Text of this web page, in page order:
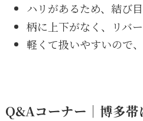
ハリがあるため、結び
柄に上下がなく、リバ
軽くて扱いやすいので
Q&Aコーナー｜博多